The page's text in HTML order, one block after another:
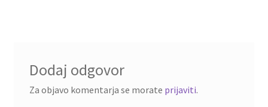
Dodaj odgovor
Za objavo komentarja se morate prijaviti.